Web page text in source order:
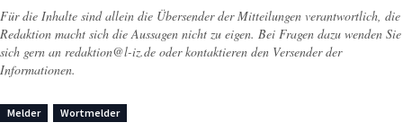
Für die Inhalte sind allein die Übersender der Mitteilungen verantwortlich, die
Redaktion macht sich die Aussagen nicht zu eigen. Bei Fragen dazu wenden Sie
sich gern an redaktion@l-iz.de oder kontaktieren den Versender der
Informationen.
Melder Wortmelder